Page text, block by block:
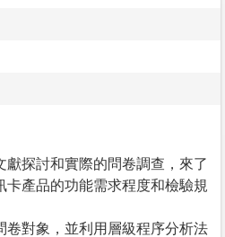
探討和實際的問卷調查，來了
產品的功能需求程度和檢驗規
卷對象，並利用層級程序分析法